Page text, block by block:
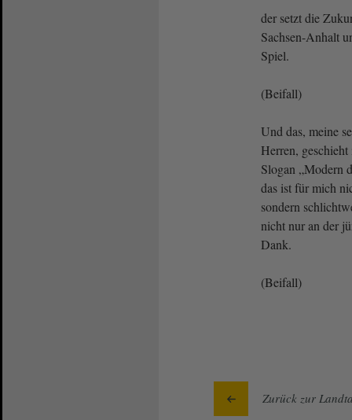
der setzt die
Sachsen-Anhalt
Spiel.
(Beifall)
Und das, meine
Herren,
Slogan „Modern
das ist für mich
sondern
nicht nur an der
Dank.
(Beifall)
Zurück zur